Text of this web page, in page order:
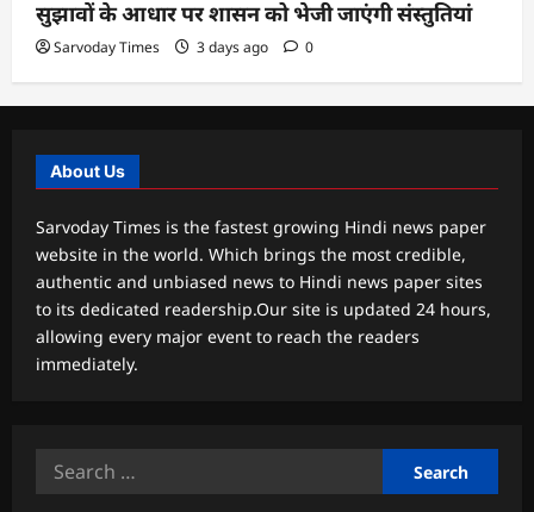
सुझावों के आधार पर शासन को भेजी जाएंगी संस्तुतियां
Sarvoday Times 3 days ago 0
About Us
Sarvoday Times is the fastest growing Hindi news paper
website in the world. Which brings the most credible,
authentic and unbiased news to Hindi news paper sites
to its dedicated readership.Our site is updated 24 hours,
allowing every major event to reach the readers
immediately.
Search